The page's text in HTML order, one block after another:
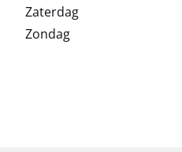
Zaterdag
Zondag